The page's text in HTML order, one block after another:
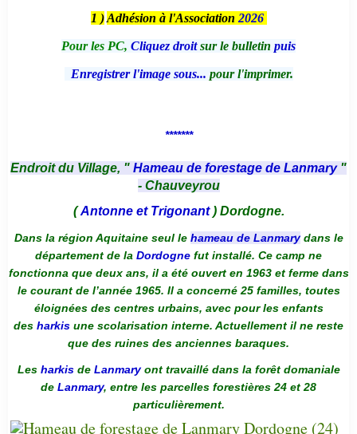
1 ) Adhésion à l'Association 2026
Pour les PC, Cliquez droitsur le bulletin puis
Enregistrer l'image sous... pour l'imprimer.
*******
Endroit du Village, " Hameau de forestage de Lanmary "
- Chauveyrou
(Antonne et Trigonant) Dordogne.
Dans la région Aquitaine seul le hameau de Lanmarydans le
département de la Dordogne fut installé. Ce camp ne
fonctionna que deux ans, il a été ouvert en 1963 et ferme dans
le courant de l’année 1965. Il a concerné 25 familles, toutes
éloignées des centres urbains, avec pour les enfants
des harkis une scolarisation interne. Actuellement il ne reste
que des ruines des anciennes baraques.
Les harkis de Lanmaryont travaillé dans la forêt domaniale
de Lanmary, entre les parcelles forestières 24 et 28
particulièrement.